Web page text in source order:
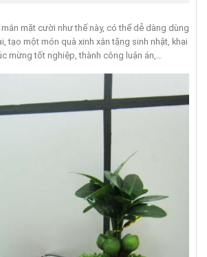
mặt cười như thế này, có thể dễ dàng dùng
tạo một món quà xinh xắn tặng sinh nhật, khai
mừng tốt nghiệp, thành công luận án,…